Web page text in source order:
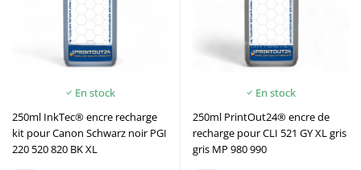
En stock
250ml InkTec® encre recharge
kit pour Canon Schwarz noir PGI
220 520 820 BK XL
En stock
250ml PrintOut24® encre de
recharge pour CLI 521 GY XL gris
gris MP 980 990